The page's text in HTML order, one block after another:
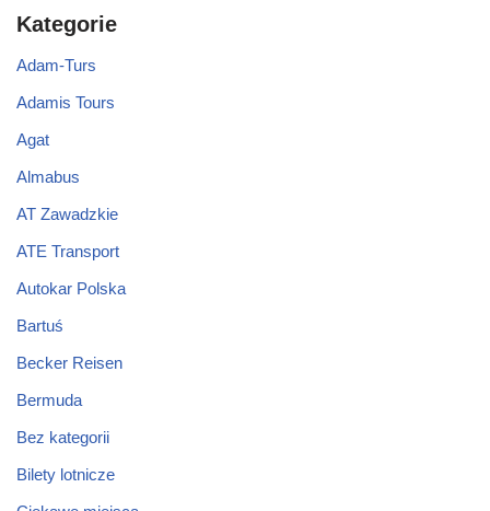
Kategorie
Adam-Turs
Adamis Tours
Agat
Almabus
AT Zawadzkie
ATE Transport
Autokar Polska
Bartuś
Becker Reisen
Bermuda
Bez kategorii
Bilety lotnicze